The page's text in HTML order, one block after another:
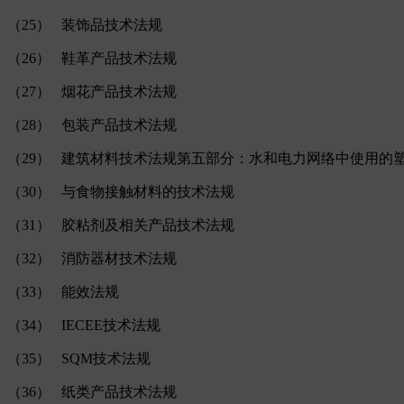
（25） 装饰品技术法规
（26） 鞋革产品技术法规
（27） 烟花产品技术法规
（28） 包装产品技术法规
（29） 建筑材料技术法规第五部分：水和电力网络中使用的
（30） 与食物接触材料的技术法规
（31） 胶粘剂及相关产品技术法规
（32） 消防器材技术法规
（33） 能效法规
（34） IECEE技术法规
（35） SQM技术法规
（36） 纸类产品技术法规